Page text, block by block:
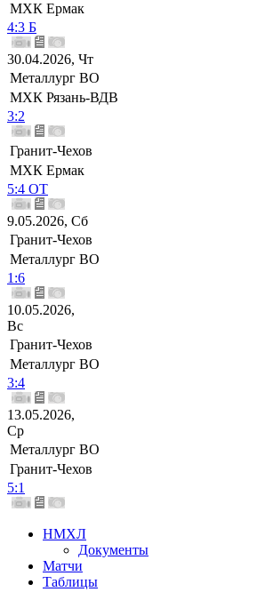
МХК Ермак
4:3 Б
30.04.2026, Чт
Металлург ВО
МХК Рязань-ВДВ
3:2
Гранит-Чехов
МХК Ермак
5:4 ОТ
9.05.2026, Сб
Гранит-Чехов
Металлург ВО
1:6
10.05.2026,
Вс
Гранит-Чехов
Металлург ВО
3:4
13.05.2026,
Ср
Металлург ВО
Гранит-Чехов
5:1
НМХЛ
Документы
Матчи
Таблицы